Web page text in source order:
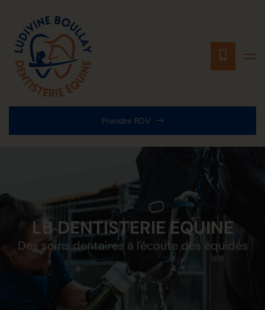
Prendre RDV
LB DENTISTERIE EQUINE
Des soins dentaires à l'écoute des équidés